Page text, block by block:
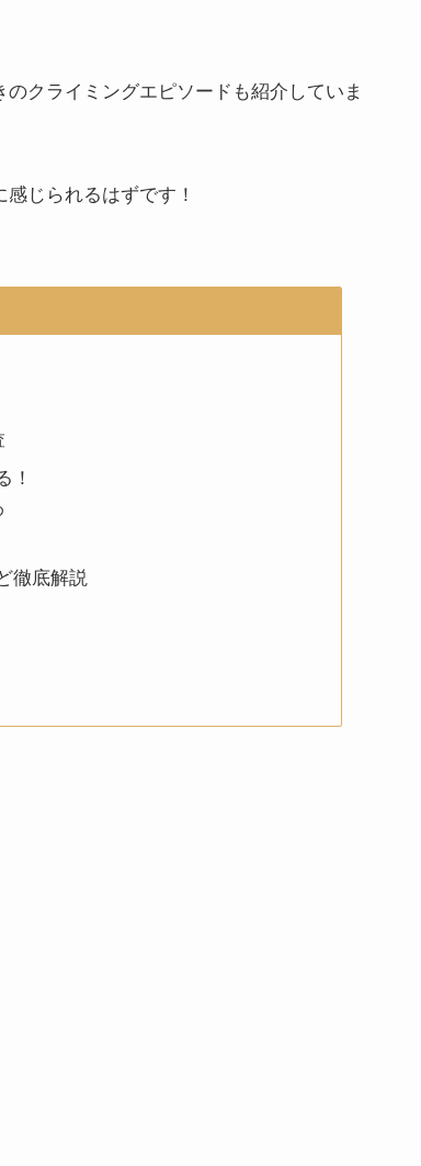
クライミングエピソードも紹介していま
じられるはずです！
！
徹底解説